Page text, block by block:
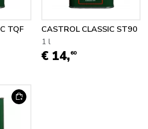
TQF
CASTROL CLASSIC ST90
1 l
€ 14,60